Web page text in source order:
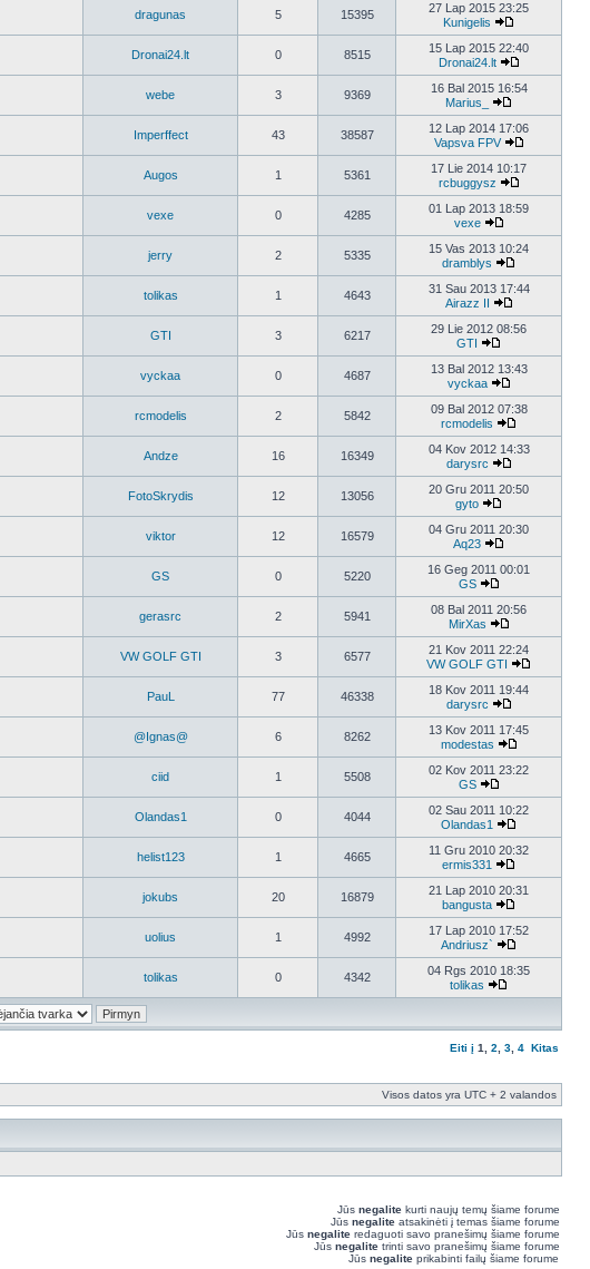
dragunas 5 15395
27 Lap 2015 23:25
Kunigelis
Dronai24.lt 0 8515
15 Lap 2015 22:40
Dronai24.lt
webe 3 9369
16 Bal 2015 16:54
Marius_
Imperffect 43 38587
12 Lap 2014 17:06
Vapsva FPV
Augos 1 5361
17 Lie 2014 10:17
rcbuggysz
vexe 0 4285
01 Lap 2013 18:59
vexe
jerry 2 5335
15 Vas 2013 10:24
dramblys
tolikas 1 4643
31 Sau 2013 17:44
Airazz II
GTI 3 6217
29 Lie 2012 08:56
GTI
vyckaa 0 4687
13 Bal 2012 13:43
vyckaa
rcmodelis 2 5842
09 Bal 2012 07:38
rcmodelis
Andze 16 16349
04 Kov 2012 14:33
darysrc
FotoSkrydis 12 13056
20 Gru 2011 20:50
gyto
viktor 12 16579
04 Gru 2011 20:30
Aq23
GS 0 5220
16 Geg 2011 00:01
GS
gerasrc 2 5941
08 Bal 2011 20:56
MirXas
VW GOLF GTI 3 6577
21 Kov 2011 22:24
VW GOLF GTI
PauL 77 46338
18 Kov 2011 19:44
darysrc
@Ignas@ 6 8262
13 Kov 2011 17:45
modestas
ciid 1 5508
02 Kov 2011 23:22
GS
Olandas1 0 4044
02 Sau 2011 10:22
Olandas1
helist123 1 4665
11 Gru 2010 20:32
ermis331
jokubs 20 16879
21 Lap 2010 20:31
bangusta
uolius 1 4992
17 Lap 2010 17:52
Andriusz`
tolikas 0 4342
04 Rgs 2010 18:35
tolikas
Eiti į 1 2 3 4 Kitas
Visos datos yra UTC + 2 valandos
Jūs negalite kurti naujų temų šiame forume
Jūs negalite atsakinėti į temas šiame forume
Jūs negalite redaguoti savo pranešimų šiame forume
Jūs negalite trinti savo pranešimų šiame forume
Jūs negalite prikabinti failų šiame forume